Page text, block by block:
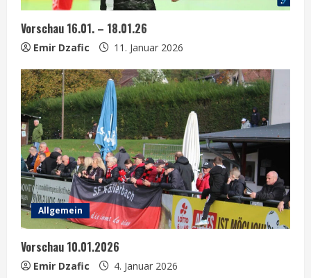
d
i
n
g
Vorschau 16.01. – 18.01.26
Emir Dzafic 11. Januar 2026
Allgemein
Vorschau 10.01.2026
Emir Dzafic 4. Januar 2026